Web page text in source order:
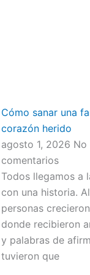
Cómo sanar una
corazón herido
agosto 1, 2026 No
comentarios
Todos llegamos a
con una historia.
personas
donde recibieron
y palabras de
tuvieron que